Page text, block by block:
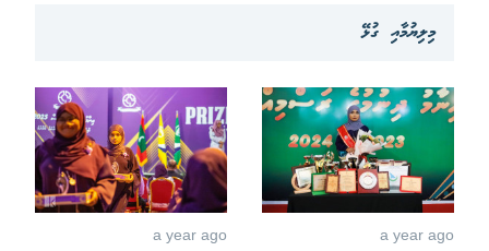
މިލިޔުމާއި ގުޅޭ
a year ago
a year ago